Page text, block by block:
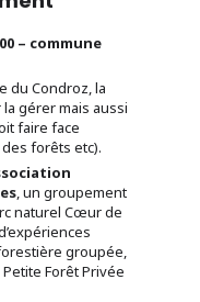
– commune
du Condroz, la
gérer mais aussi
faire face
forêts etc).
, un groupement
naturel Cœur de
groupée,
Petite Forêt Privée